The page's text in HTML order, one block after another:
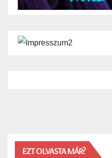
EZT OLVASTA MÁR?